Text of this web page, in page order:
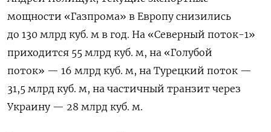
мощности «Газпрома» в Европу снизились
до 130 млрд куб. м в год. На «Северный поток-1»
приходится 55 млрд куб. м, на «Голубой
поток» — 16 млрд куб. м, на Турецкий поток —
31,5 млрд куб. м, на частичный транзит через
Украину — 28 млрд куб. м.